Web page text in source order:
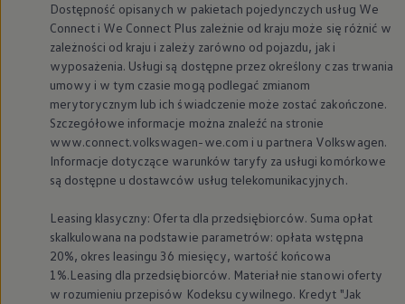
Dostępność opisanych w pakietach pojedynczych usług We
Connect i We Connect Plus zależnie od kraju może się różnić w
zależności od kraju i zależy zarówno od pojazdu, jak i
wyposażenia. Usługi są dostępne przez określony czas trwania
umowy i w tym czasie mogą podlegać zmianom
merytorycznym lub ich świadczenie może zostać zakończone.
Szczegółowe informacje można znaleźć na stronie
www.connect.volkswagen-we.com i u partnera Volkswagen.
Informacje dotyczące warunków taryfy za usługi komórkowe
są dostępne u dostawców usług telekomunikacyjnych.
Leasing klasyczny: Oferta dla przedsiębiorców. Suma opłat
skalkulowana na podstawie parametrów: opłata wstępna
20%, okres leasingu 36 miesięcy, wartość końcowa
1%.Leasing dla przedsiębiorców. Materiał nie stanowi oferty
w rozumieniu przepisów Kodeksu cywilnego. Kredyt "Jak